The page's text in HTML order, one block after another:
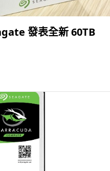
發表全新 60TB